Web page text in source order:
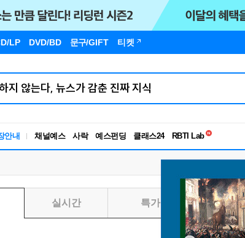
LP DVD/BD 문구/GIFT 티켓
안내 채널예스 사락 예스펀딩 클래스24
RBTI Lab
독서유형검사
실시간 특가 일별